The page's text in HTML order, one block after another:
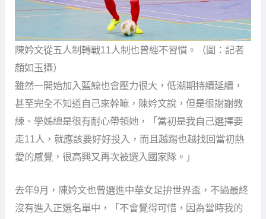
陳妗文從五人制轉戰11人制也曾經不習慣。（圖：記者
顏如玉攝）
雖然一開始加入藍鯨也會壓力很大，低潮期持續延續，
甚至完全不知道自己來幹嘛，陳妗文說，但是很謝謝教
練、學姊總是很有耐心帶領她，「當初是我自己選擇要
走11人，就應該要好好投入，而且越踢也越找回當初熱
愛的感覺，很高興又再次被選入國家隊。」
去年9月，陳妗文也曾選進中華女足拚世界盃，不過最終
沒有進入正選名單中，「不會覺得可惜，因為當時我的